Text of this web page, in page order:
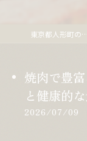
東京都人形町の焼肉なら焼肉 香楓苑
焼肉で豊
と健康的
2026/07/09